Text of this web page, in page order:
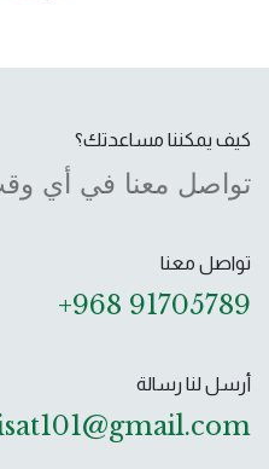
كيف يمكننا مساعدتك؟
تواصل معنا في أي
تواصل معنا
+968 91705789
أرسل لنا رسالة